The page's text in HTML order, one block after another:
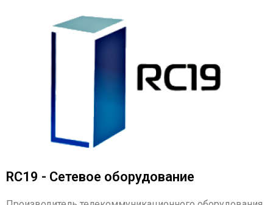
RC19 - Сетевое оборудование